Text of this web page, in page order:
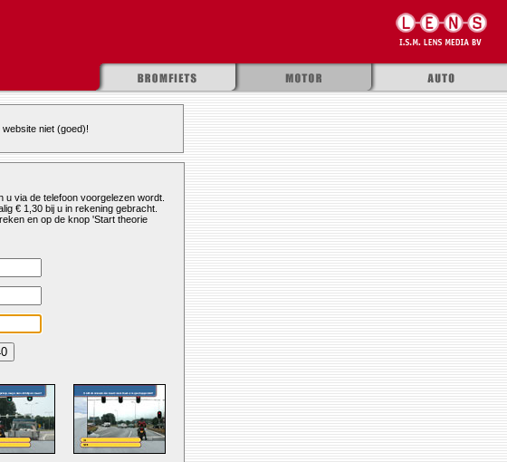
niet (goed)!
u via de telefoon voorgelezen wordt.
€ 1,30 bij u in rekening gebracht.
en op de knop 'Start theorie